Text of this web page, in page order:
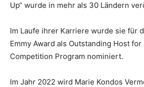
Up“ wurde in mehr als 30 Ländern
Im Laufe ihrer Karriere wurde sie für
Emmy Award als Outstanding Host for
Competition Program nominiert.
Im Jahr 2022 wird Marie Kondos